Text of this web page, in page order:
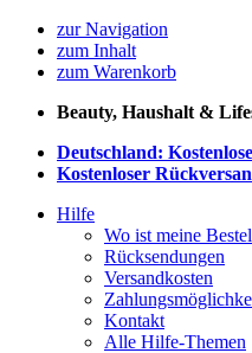
zur Navigation
zum Inhalt
zum Warenkorb
Beauty, Haushalt &
Deutschland:
Kostenloser
Hilfe
Wo ist meine
Rücksendungen
Versandkosten
Kontakt
Alle Hilfe-Themen